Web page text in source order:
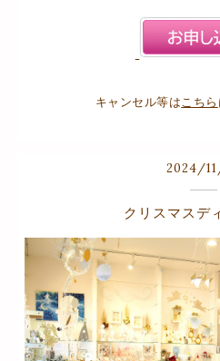
キャンセル等は こちら
2024/11
クリスマスデ